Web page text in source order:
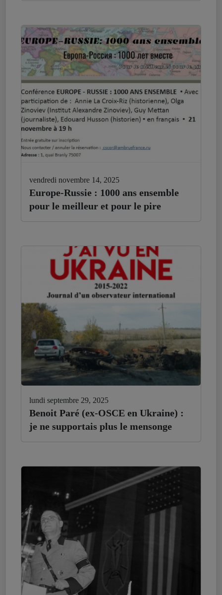
vendredi novembre 14, 2025
Europe-Russie : 1000 ans ensemble
pour le meilleur et pour le pire
lundi septembre 29, 2025
Benoit Paré (ex-OSCE en Ukraine) :
je ne supportais plus le mensonge